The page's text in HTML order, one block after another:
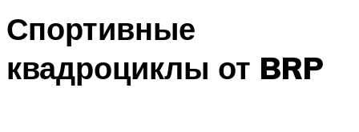
Спортивные
квадроциклы от BRP